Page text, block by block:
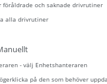
och saknade drivrutiner
alla drivrutiner
- välj Enhetshanteraren
på den som behöver